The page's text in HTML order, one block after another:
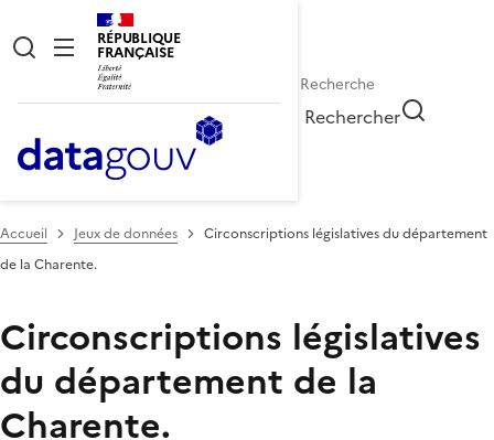
RÉPUBLIQUE
FRANÇAISE
Rechercher
Accueil Jeux de données
Circonscriptions législatives du département
de la Charente.
Circonscriptions législatives
du département de la
Charente.